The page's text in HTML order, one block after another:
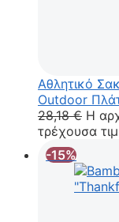
Aθλητικό
Outdoor
28,18€ Η
τρέχουσα
-15%